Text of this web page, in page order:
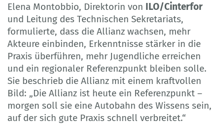
Elena Montobbio, Direktorin von ILO/Cinterfor
und Leitung des Technischen Sekretariats,
formulierte, dass die Allianz wachsen, mehr
Akteure einbinden, Erkenntnisse stärker in die
Praxis überführen, mehr Jugendliche erreichen
und ein regionaler Referenzpunkt bleiben solle.
Sie beschrieb die Allianz mit einem kraftvollen
Bild: „Die Allianz ist heute ein Referenzpunkt –
morgen soll sie eine Autobahn des Wissens sein,
auf der sich gute Praxis schnell verbreitet.“